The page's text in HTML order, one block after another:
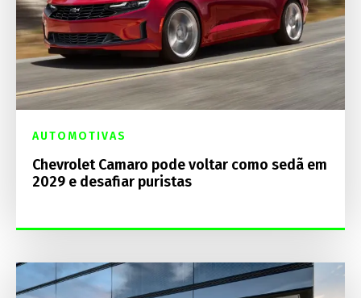
AUTOMOTIVAS
Chevrolet Camaro pode voltar como sedã em
2029 e desafiar puristas